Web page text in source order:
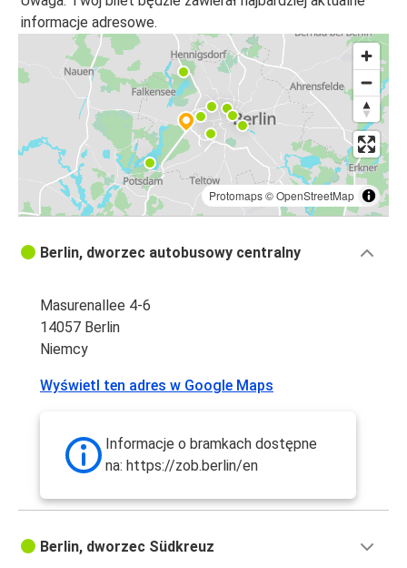
informacje adresowe.
Protomaps©OpenStreetMap
Berlin, dworzec autobusowy centralny
Masurenallee 4-6
14057 Berlin
Niemcy
Wyświetl ten adres w Google Maps
Informacje o bramkach dostępne
na: https://zob.berlin/en
Berlin, dworzec Südkreuz